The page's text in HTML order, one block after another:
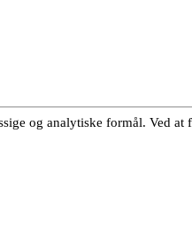
og analytiske formål. Ved